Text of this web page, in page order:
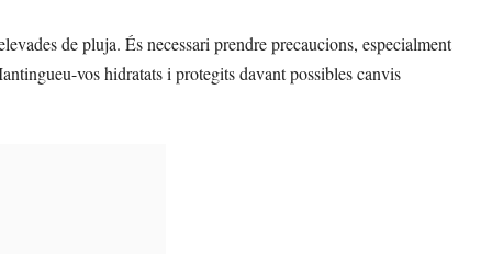
de pluja. És necessari prendre precaucions, especialment
vos hidratats i protegits davant possibles canvis